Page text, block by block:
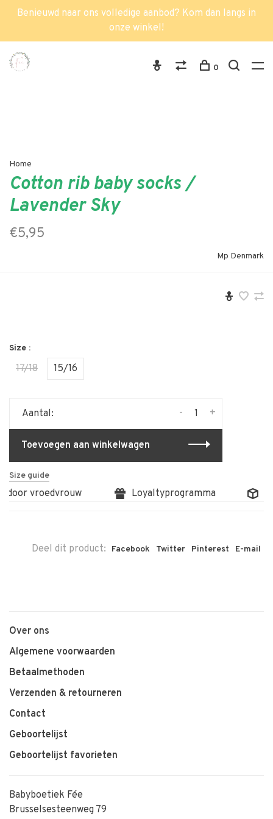
Benieuwd naar ons volledige aanbod? Kom dan langs in
onze winkel!
0
Home
Cotton rib baby socks /
Lavender Sky
€5,95
Mp Denmark
Size :
17/18 15/16
Aantal: +
-
Toevoegen aan winkelwagen
Size guide
door vroedvrouw Loyaltyprogramma
Deel dit product: Facebook Twitter Pinterest E-mail
Over ons
Algemene voorwaarden
Betaalmethoden
Verzenden & retourneren
Contact
Geboortelijst
Geboortelijst favorieten
Babyboetiek Fée
Brusselsesteenweg 79